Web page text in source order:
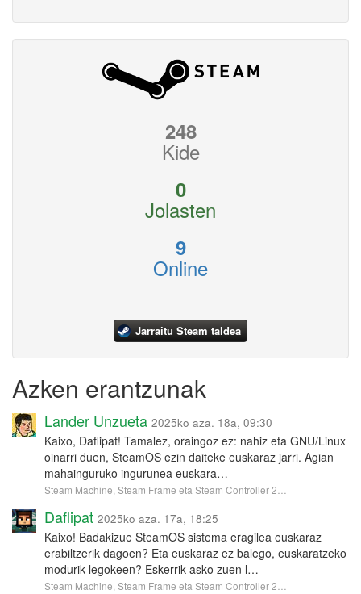
248
Kide
0
Jolasten
9
Online
Jarraitu Steam taldea
Azken erantzunak
Lander Unzueta 2025ko aza. 18a, 09:30
Kaixo, Daflipat! Tamalez, oraingoz ez: nahiz eta GNU/Linux
oinarri duen, SteamOS ezin daiteke euskaraz jarri. Agian
mahainguruko ingurunea euskara…
Steam Machine, Steam Frame eta Steam Controller 2…
Daflipat 2025ko aza. 17a, 18:25
Kaixo! Badakizue SteamOS sistema eragilea euskaraz
erabiltzerik dagoen? Eta euskaraz ez balego, euskaratzeko
modurik legokeen? Eskerrik asko zuen l…
Steam Machine, Steam Frame eta Steam Controller 2…